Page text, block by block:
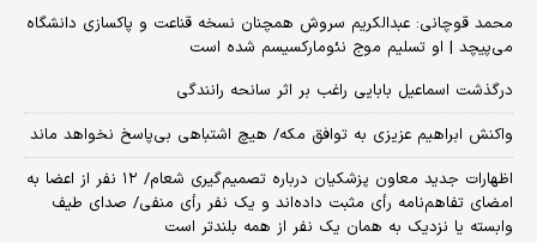
محمد قوچانی: عبدالکریم سروش همچنان نسخه قناعت و پاکسازی دانشگاه
می‌پیچد | او تسلیم موج نئومارکسیسم شده است
درگذشت اسماعیل بابایی راغب بر اثر سانحه رانندگی
واکنش ابراهیم عزیزی به توافق مکه/ هیچ اشتباهی بی‌پاسخ نخواهد ماند
اظهارات جدید معاون پزشکیان درباره تصمیم‌گیری شعام/ ۱۲ نفر از اعضا به
امضای تفاهم‌نامه رأی مثبت داده‌اند و یک نفر رأی منفی/ صدای طیف
وابسته یا نزدیک به همان یک نفر از همه بلندتر است